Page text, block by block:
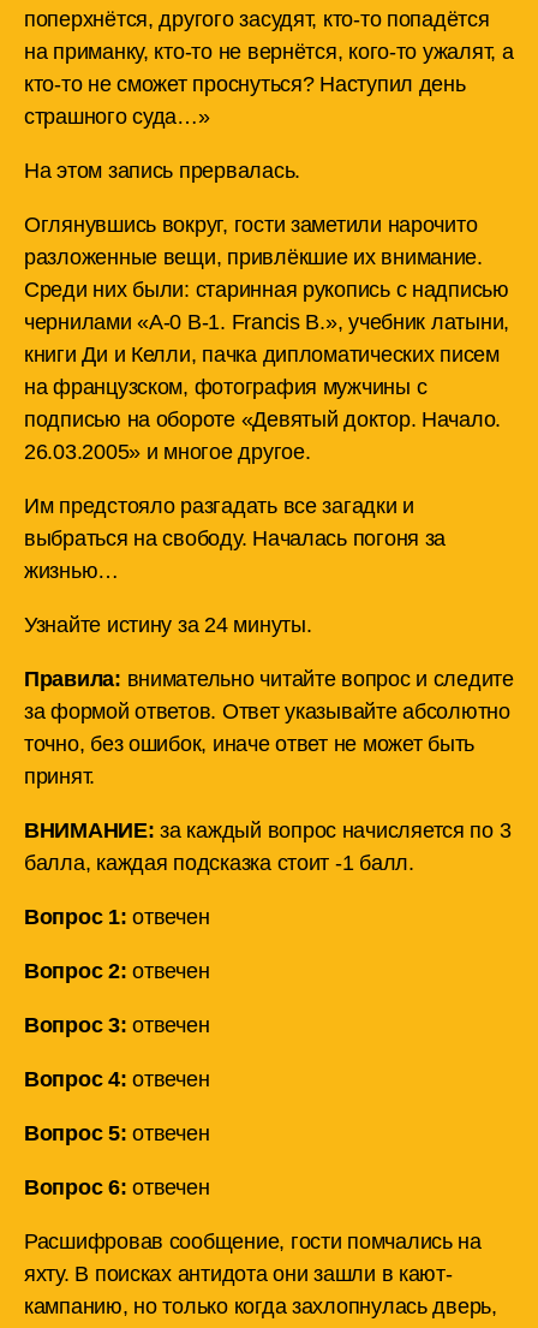
поперхнётся, другого засудят, кто-то попадётся
на приманку, кто-то не вернётся, кого-то ужалят, а
кто-то не сможет проснуться? Наступил день
страшного суда…»
На этом запись прервалась.
Оглянувшись вокруг, гости заметили нарочито
разложенные вещи, привлёкшие их внимание.
Среди них были: старинная рукопись с надписью
чернилами «A-0 B-1. Francis B.», учебник латыни,
книги Ди и Келли, пачка дипломатических писем
на французском, фотография мужчины с
подписью на обороте «Девятый доктор. Начало.
26.03.2005» и многое другое.
Им предстояло разгадать все загадки и
выбраться на свободу. Началась погоня за
жизнью…
Узнайте истину за 24 минуты.
Правила: внимательно читайте вопрос и следите
за формой ответов. Ответ указывайте абсолютно
точно, без ошибок, иначе ответ не может быть
принят.
ВНИМАНИЕ: за каждый вопрос начисляется по 3
балла, каждая подсказка стоит -1 балл.
Вопрос 1: отвечен
Вопрос 2: отвечен
Вопрос 3: отвечен
Вопрос 4: отвечен
Вопрос 5: отвечен
Вопрос 6: отвечен
Расшифровав сообщение, гости помчались на
яхту. В поисках антидота они зашли в кают-
кампанию, но только когда захлопнулась дверь,